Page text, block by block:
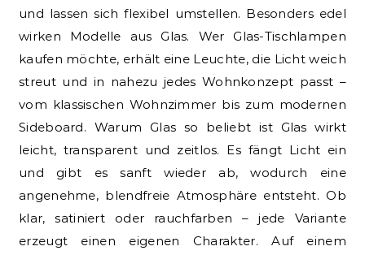
und lassen sich flexibel umstellen. Besonders edel
wirken Modelle aus Glas. Wer Glas-Tischlampen
kaufen möchte, erhält eine Leuchte, die Licht weich
streut und in nahezu jedes Wohnkonzept passt –
vom klassischen Wohnzimmer bis zum modernen
Sideboard. Warum Glas so beliebt ist Glas wirkt
leicht, transparent und zeitlos. Es fängt Licht ein
und gibt es sanft wieder ab, wodurch eine
angenehme, blendfreie Atmosphäre entsteht. Ob
klar, satiniert oder rauchfarben – jede Variante
erzeugt einen eigenen Charakter. Auf einem